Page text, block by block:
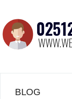
BLOG